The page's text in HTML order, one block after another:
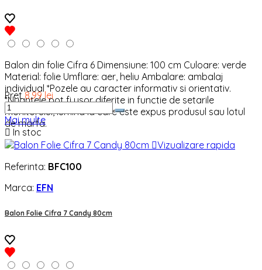
Balon din folie Cifra 6 Dimensiune: 100 cm Culoare: verde
Material: folie Umflare: aer, heliu Ambalare: ambalaj
individual *Pozele au caracter informativ si orientativ.
*Nuantele pot fi usor diferite in functie de setarile
monitorului, lumina la care este expus produsul sau lotul
de marfa.
Pret 8,99 lei
Mai multe
 In stoc
Vizualizare rapida
Referinta: BFC100
Marca: EFN
Balon Folie Cifra 7 Candy 80cm